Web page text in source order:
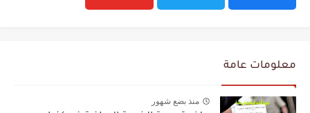
معلومات عامة
منذ بضع شهور